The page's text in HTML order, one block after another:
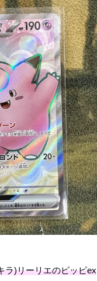
)リーリエのピッピex